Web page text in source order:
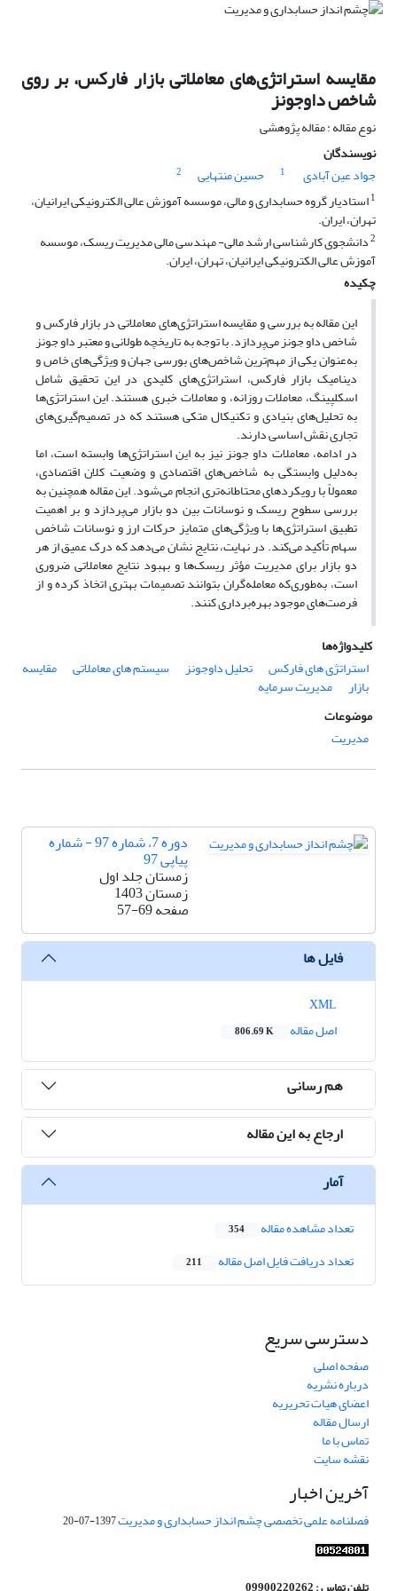
مقایسه استراتژی‌های معاملاتی بازار فارکس، بر روی
شاخص داوجونز
نوع مقاله : مقاله پژوهشی
نویسندگان
جواد عین آبادی
1 حسین منتهایی
2
1استادیار گروه حسابداری و مالی، موسسه آموزش عالی الکترونیکی ایرانیان،
تهران، ایران.
2دانشجوی کارشناسی ارشد مالی- مهندسی مالی مدیریت ریسک، موسسه
آموزش عالی الکترونیکی ایرانیان، تهران، ایران.
چکیده
این مقاله به بررسی و مقایسه استراتژی‌های معاملاتی در بازار فارکس و
شاخص داو جونز می‌پردازد. با توجه به تاریخچه طولانی و معتبر داو جونز
به‌عنوان یکی از مهم‌ترین شاخص‌های بورسی جهان و ویژگی‌های خاص و
دینامیک بازار فارکس، استراتژی‌های کلیدی در این تحقیق شامل
اسکلپینگ، معاملات روزانه، و معاملات خبری هستند. این استراتژی‌ها
به تحلیل‌های بنیادی و تکنیکال متکی هستند که در تصمیم‌گیری‌های
تجاری نقش اساسی دارند.
در ادامه، معاملات داو جونز نیز به این استراتژی‌ها وابسته است، اما
به‌دلیل وابستگی به شاخص‌های اقتصادی و وضعیت کلان اقتصادی،
معمولاً با رویکردهای محتاطانه‌تری انجام می‌شود. این مقاله همچنین به
بررسی سطوح ریسک و نوسانات بین دو بازار می‌پردازد و بر اهمیت
تطبیق استراتژی‌ها با ویژگی‌های متمایز حرکات ارز و نوسانات شاخص
سهام تأکید می‌کند. در نهایت، نتایج نشان می‌دهد که درک عمیق از هر
دو بازار برای مدیریت مؤثر ریسک‌ها و بهبود نتایج معاملاتی ضروری
است، به‌طوری‌که معامله‌گران بتوانند تصمیمات بهتری اتخاذ کرده و از
فرصت‌های موجود بهره‌برداری کنند.
کلیدواژه‌ها
استراتژی های فارکس
تحلیل داوجونز سیستم های معاملاتی مقایسه
بازار
مدیریت سرمایه
موضوعات
مدیریت
دوره 7، شماره 97 - شماره
پیاپی 97
زمستان جلد اول
زمستان 1403
صفحه57-69
فایل ها
اصل مقاله
806.69 K
هم رسانی
ارجاع به این مقاله
آمار
تعداد مشاهده مقاله 354
تعداد دریافت فایل اصل مقاله 211
دسترسی سریع
صفحه اصلی
درباره نشریه
اعضای هیات تحریریه
ارسال مقاله
تماس با ما
نقشه سایت
آخرین اخبار
فصلنامه علمی تخصصی چشم انداز حسابداری و مدیریت1397-07-20